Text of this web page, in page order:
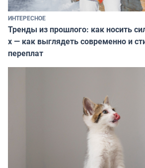
ИНТЕРЕСНОЕ
Тренды из прошлого: как носить
х — как выглядеть современно и
переплат